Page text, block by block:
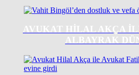
AVUKAT HILAL AKÇA
ALBAYRAK